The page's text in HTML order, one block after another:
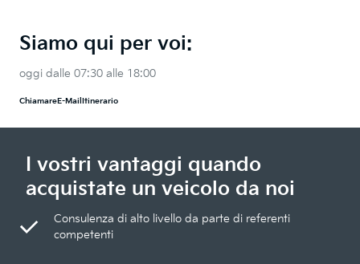
Siamo qui per voi:
oggi dalle 07:30 alle 18:00
ChiamareE-Mail Itinerario
I vostri vantaggi quando
acquistate un veicolo da noi
Consulenza di alto livello da parte di referenti
competenti